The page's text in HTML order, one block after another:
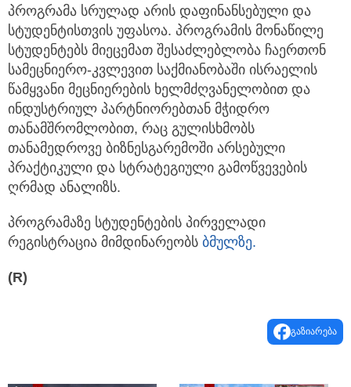
პროგრამა სრულად არის დაფინანსებული და
სტუდენტისთვის უფასოა. პროგრამის მონაწილე
სტუდენტებს მიეცემათ შესაძლებლობა ჩაერთონ
სამეცნიერო-კვლევით საქმიანობაში ისრაელის
წამყვანი მეცნიერების ხელმძღვანელობით და
ინდუსტრიულ პარტნიორებთან მჭიდრო
თანამშრომლობით, რაც გულისხმობს
თანამედროვე ბიზნესგარემოში არსებული
პრაქტიკული და სტრატეგიული გამოწვევების
ღრმად ანალიზს.
პროგრამაზე სტუდენტების პირველადი
რეგისტრაცია მიმდინარეობს ბმულზე.
(R)
გაზიარება